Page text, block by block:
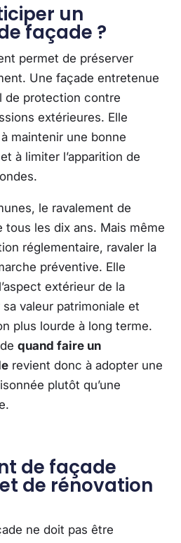
un
façade ?
permet de préserver
Une façade entretenue
de protection contre
extérieures. Elle
maintenir une bonne
à limiter l’apparition de
le ravalement de
tous les dix ans. Mais même
réglementaire, ravaler la
préventive. Elle
extérieur de la
valeur patrimoniale et
plus lourde à long terme.
dequand faire un
revient donc à adopter une
plutôt qu’une
de façade
de rénovation
ne doit pas être